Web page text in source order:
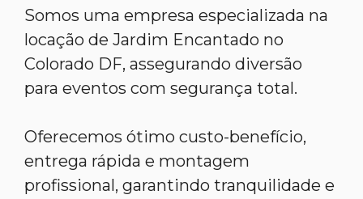
Somos uma empresa especializada na
locação de Jardim Encantado no
Colorado DF, assegurando diversão
para eventos com segurança total.
Oferecemos ótimo custo-benefício,
entrega rápida e montagem
profissional, garantindo tranquilidade e